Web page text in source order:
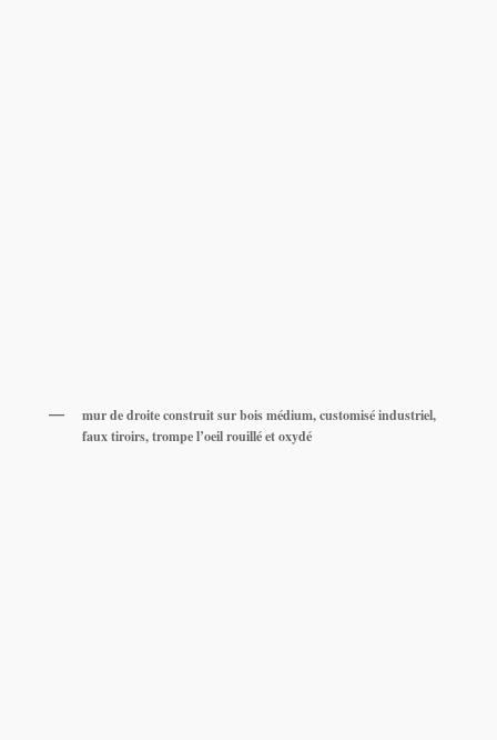
mur de droite construit sur bois médium, customisé industriel,
faux tiroirs, trompe l’oeil rouillé et oxydé